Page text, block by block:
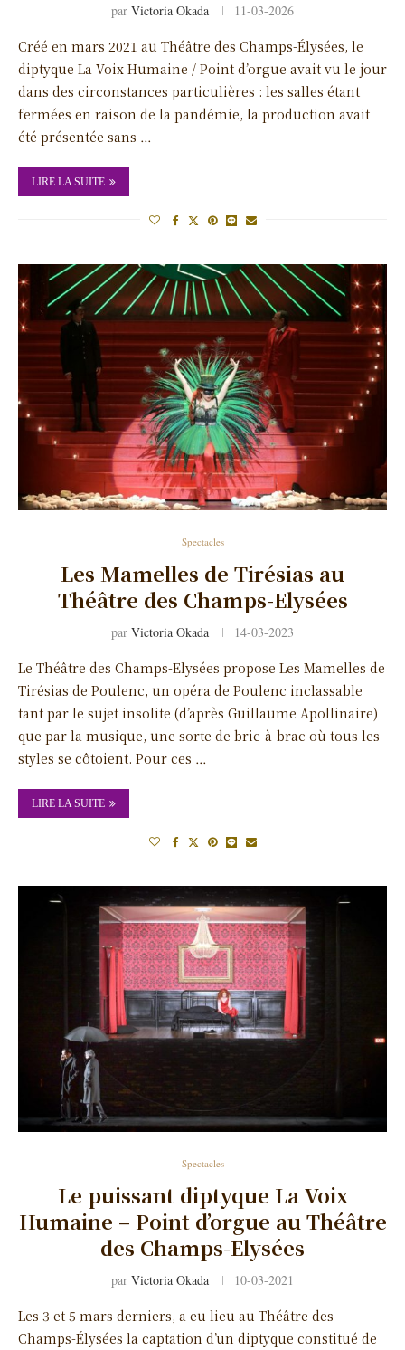
par Victoria Okada 11-03-2026
Créé en mars 2021 au Théâtre des Champs-Élysées, le
diptyque La Voix Humaine / Point d’orgue avait vu le jour
dans des circonstances particulières : les salles étant
fermées en raison de la pandémie, la production avait
été présentée sans …
LIRE LA SUITE
Spectacles
Les Mamelles de Tirésias au
Théâtre des Champs-Elysées
par Victoria Okada 14-03-2023
Le Théâtre des Champs-Elysées propose Les Mamelles de
Tirésias de Poulenc, un opéra de Poulenc inclassable
tant par le sujet insolite (d’après Guillaume Apollinaire)
que par la musique, une sorte de bric-à-brac où tous les
styles se côtoient. Pour ces …
LIRE LA SUITE
Spectacles
Le puissant diptyque La Voix
Humaine – Point d’orgue au Théâtre
des Champs-Elysées
par Victoria Okada 10-03-2021
Les 3 et 5 mars derniers, a eu lieu au Théâtre des
Champs-Élysées la captation d’un diptyque constitué de